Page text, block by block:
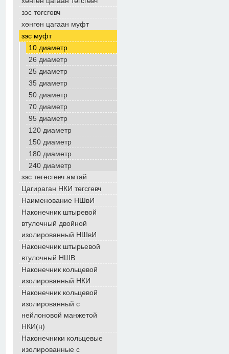
зэс төгсгөвч
хөнгөн цагаан муфт
зэс муфт
10 диаметр
26 диаметр
25 диаметр
35 диаметр
50 диаметр
70 диаметр
95 диаметр
120 диаметр
150 диаметр
180 диаметр
240 диаметр
зэс төгөсгөвч амтай
Цагираган НКИ төгсгөвч
Наименование НШвИ
Наконечник штыревой
втулочный двойной
изолированный НШвИ
Наконечник штырьевой
втулочный НШВ
Наконечник кольцевой
изолированный НКИ
Наконечник кольцевой
изолированный с
нейлоновой манжетой
НКИ(н)
Наконечники кольцевые
изолированные с